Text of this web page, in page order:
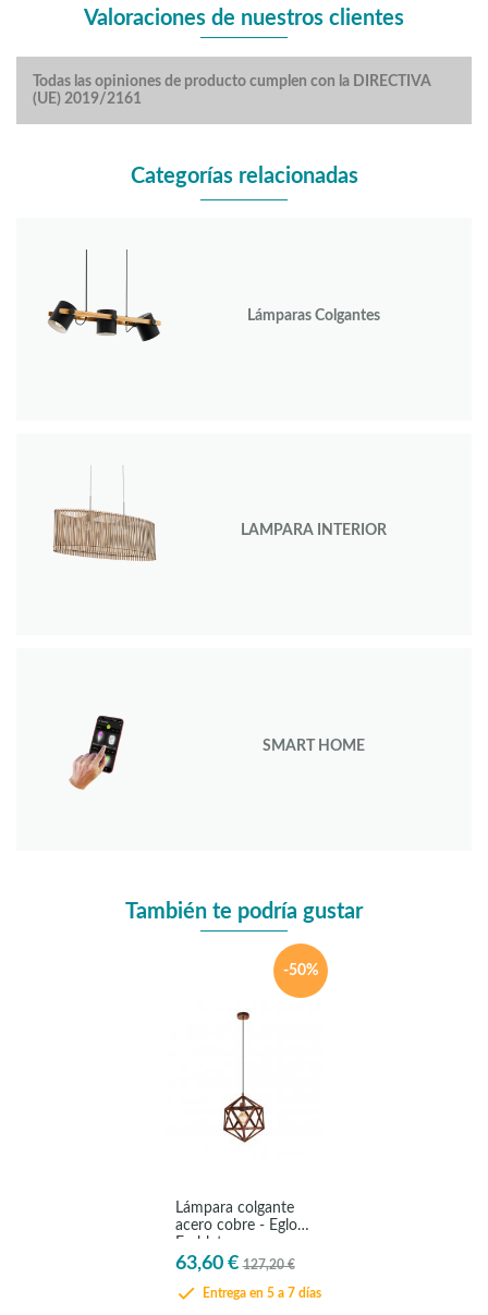
Valoraciones de nuestros clientes
Todas las opiniones de producto cumplen con la DIRECTIVA
(UE) 2019/2161
Categorías relacionadas
Lámparas Colgantes
LAMPARA INTERIOR
SMART HOME
También te podría gustar
-50%
Lámpara colgante
acero cobre - Eglo
Embleton
63,60 € 127,20 €
Entrega en 5 a 7 días